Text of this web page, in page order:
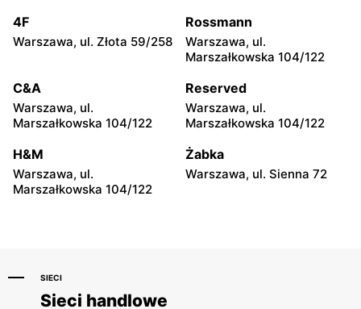
Sklep Polski Sklep Polski
Bydgoszcz, ul. Stefana
Sklep Polski
Białe Błota, ul. Barycka 37H
Sklep Polski
Kołaczkowo, ul. Wrzesińska
Sklep Polski
Niechanowo, ul.
Sklep Polski
4F
Warszawa, ul. Złota 59/258
Rossmann
Warszawa, ul.
Marszałkowska 104/122
C&A
Warszawa, ul.
Marszałkowska 104/122
Reserved
Warszawa, ul.
Marszałkowska 104/122
H&M
Warszawa, ul.
Marszałkowska 104/122
Żabka
Warszawa, ul. Sienna 72
SIECI
Sieci handlowe